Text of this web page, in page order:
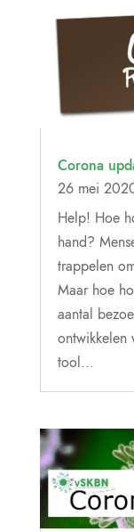
Corona
26 mei
Help! Hoe
hand?
trappelen
Maar hoe
aantal
ontwikkelen
tool...